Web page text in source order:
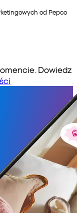
od Pepco
Dowiedz